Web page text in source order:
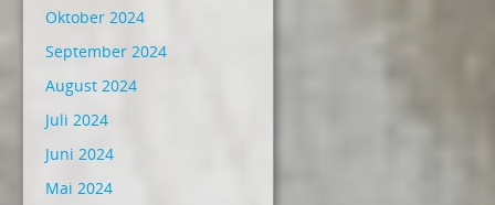
Oktober 2024
September 2024
August 2024
Juli 2024
Juni 2024
Mai 2024